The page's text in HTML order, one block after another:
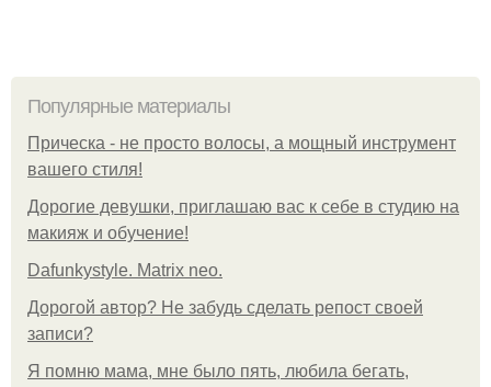
Популярные материалы
Прическа - не просто волосы, а мощный инструмент
вашего стиля!
Дорогие девушки, приглашаю вас к себе в студию на
макияж и обучение!
Dafunkystyle. Matrix neo.
Дорогой автор? Не забудь сделать репост своей
записи?
Я помню мама, мне было пять, любила бегать,